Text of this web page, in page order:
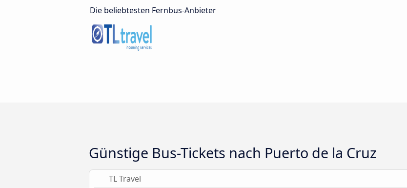
Die beliebtesten Fernbus-Anbieter
Günstige Bus-Tickets nach Puerto de la Cruz
TL Travel